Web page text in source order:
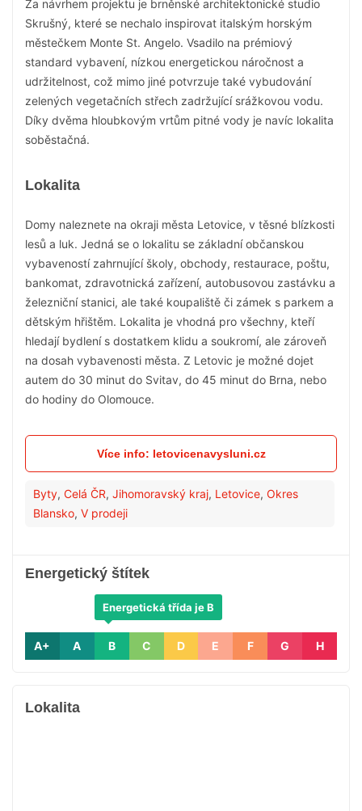
Za návrhem projektu je brněnské architektonické studio
Skrušný, které se nechalo inspirovat italským horským
městečkem Monte St. Angelo. Vsadilo na prémiový
standard vybavení, nízkou energetickou náročnost a
udržitelnost, což mimo jiné potvrzuje také vybudování
zelených vegetačních střech zadržující srážkovou vodu.
Díky dvěma hloubkovým vrtům pitné vody je navíc lokalita
soběstačná.
Lokalita
Domy naleznete na okraji města Letovice, v těsné blízkosti
lesů a luk. Jedná se o lokalitu se základní občanskou
vybaveností zahrnující školy, obchody, restaurace, poštu,
bankomat, zdravotnická zařízení, autobusovou zastávku a
železniční stanici, ale také koupaliště či zámek s parkem a
dětským hřištěm. Lokalita je vhodná pro všechny, kteří
hledají bydlení s dostatkem klidu a soukromí, ale zároveň
na dosah vybavenosti města. Z Letovic je možné dojet
autem do 30 minut do Svitav, do 45 minut do Brna, nebo
do hodiny do Olomouce.
Více info: letovicenavysluni.cz
Byty, Celá ČR, Jihomoravský kraj, Letovice, Okres
Blansko, V prodeji
Energetický štítek
A+ A B
Energetická třída je B
C D E F G H
Lokalita